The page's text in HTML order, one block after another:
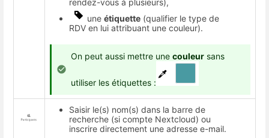
rendez-vous à plusieurs),
une étiquette (qualifier le type de
RDV en lui attribuant une couleur).
On peut aussi mettre une couleur sans
utiliser les étiquettes :
Saisir le(s) nom(s) dans la barre de
recherche (si compte Nextcloud) ou
inscrire directement une adresse e-mail.